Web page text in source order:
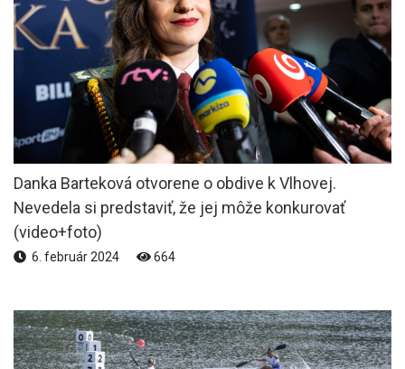
Danka Barteková otvorene o obdive k Vlhovej.
Nevedela si predstaviť, že jej môže konkurovať
(video+foto)
6. február 2024 664